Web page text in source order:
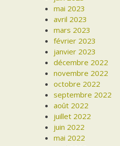
mai 2023
avril 2023
mars 2023
février 2023
janvier 2023
décembre 2022
novembre 2022
octobre 2022
septembre 2022
août 2022
juillet 2022
juin 2022
mai 2022